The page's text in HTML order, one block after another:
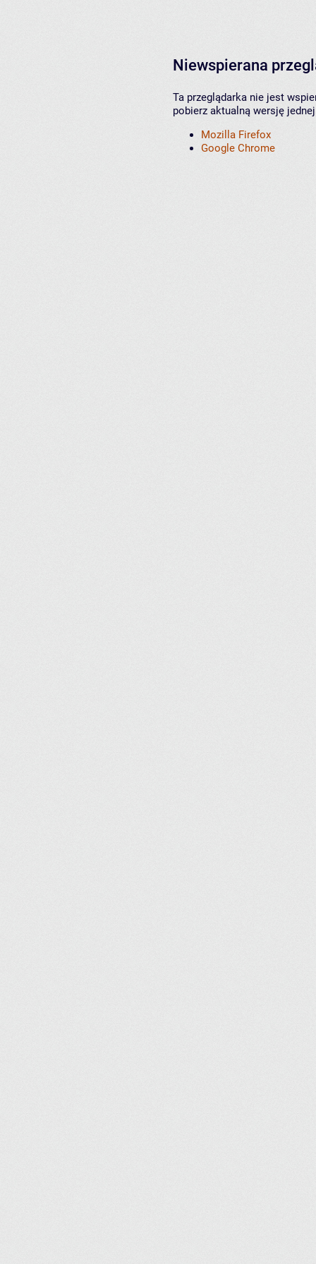
Niewspierana
Ta przeglądarka nie jest
pobierz aktualną wersję
Mozilla Firefox
Google Chrome